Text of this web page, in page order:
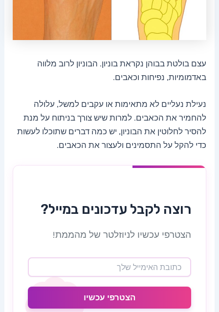
עצם בולטת בבוהן נקראת בוניון. הבוניון לרוב מלווה
באדמומיות, נפיחות וכאבים.
נעילת נעליים לא מתאימות או עקבים למשל, עלולה
להחמיר את הכאבים. למרות שיש צורך בניתוח על מנת
להסיר לחלוטין את הבוניון, יש כמה דברים שתוכלו לעשות
כדי להקל על התסמינים ולעצור את הכאבים.
רוצה לקבל עדכונים במייל?
הצטרפי עכשיו לניוזלטר של מהממת!
הצטרפי עכשיו